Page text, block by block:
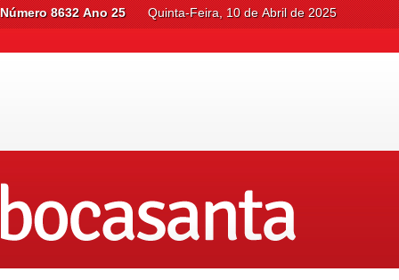
Número 8632 Ano 25 Quinta-Feira, 10 de Abril de 2025